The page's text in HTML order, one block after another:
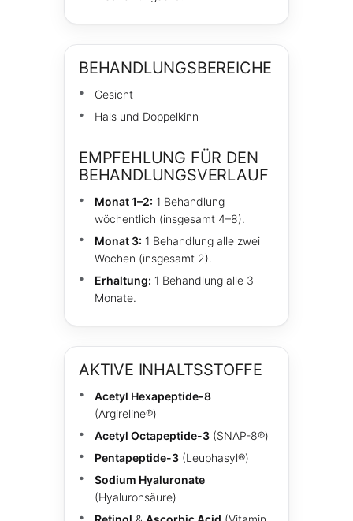
BEHANDLUNGSBEREICHE
Gesicht
Hals und Doppelkinn
EMPFEHLUNG FÜR DEN
BEHANDLUNGSVERLAUF
Monat 1–2: 1 Behandlung
wöchentlich (insgesamt 4–8).
Monat 3: 1 Behandlung alle zwei
Wochen (insgesamt 2).
Erhaltung: 1 Behandlung alle 3
Monate.
AKTIVE INHALTSSTOFFE
Acetyl Hexapeptide-8
(Argireline®)
Acetyl Octapeptide-3 (SNAP-8®)
Pentapeptide-3 (Leuphasyl®)
Sodium Hyaluronate
(Hyaluronsäure)